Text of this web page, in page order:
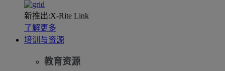
新推出:X-Rite Link
了解更多
培训与资源
教育资源